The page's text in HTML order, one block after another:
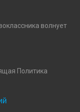
волнует
Политика